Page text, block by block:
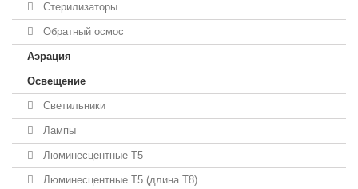
Стерилизаторы
Обратный осмос
Аэрация
Освещение
Светильники
Лампы
Люминесцентные T5
Люминесцентные T5 (длина T8)